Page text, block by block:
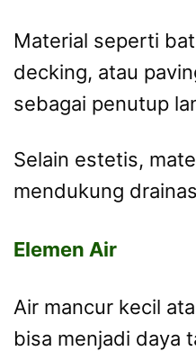
Material seperti
decking, atau
sebagai penutup
Selain estetis,
mendukung
Elemen Air
Air mancur kecil
bisa menjadi daya